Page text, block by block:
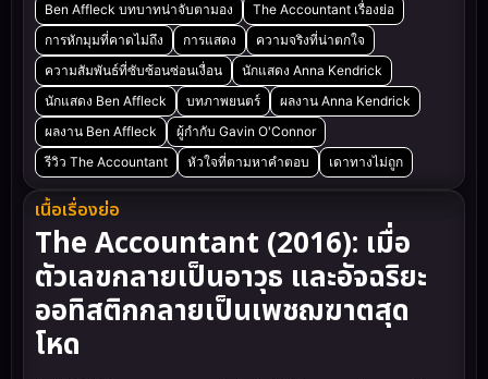
Ben Affleck บทบาทน่าจับตามอง
The Accountant เรื่องย่อ
การหักมุมที่คาดไม่ถึง
การแสดง
ความจริงที่น่าตกใจ
ความสัมพันธ์ที่ซับซ้อนซ่อนเงื่อน
นักแสดง Anna Kendrick
นักแสดง Ben Affleck
บทภาพยนตร์
ผลงาน Anna Kendrick
ผลงาน Ben Affleck
ผู้กำกับ Gavin O'Connor
รีวิว The Accountant
หัวใจที่ตามหาคำตอบ เดาทางไม่ถูก
เนื้อเรื่องย่อ
The Accountant (2016): เมื่อ
ตัวเลขกลายเป็นอาวุธ และอัจฉริยะ
ออทิสติกกลายเป็นเพชฌฆาตสุด
โหด